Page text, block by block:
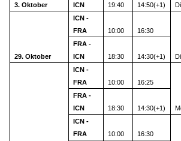
3. Oktober
ICN
19:40 14:50(+1)
29. Oktober
ICN -
FRA
10:00 16:30
FRA -
ICN
18:30 14:30(+1)
ICN -
FRA
10:00 16:25
FRA -
ICN
18:30
14:30(+1)
ICN -
FRA
10:00 16:30